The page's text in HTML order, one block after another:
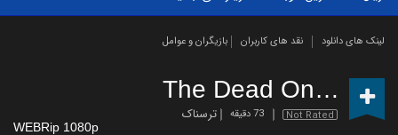
لینک های دانلود نقد های کاربران بازیگران و عوامل
The Dead Ones
Not Rated 73 دقیقه ترسناک
WEBRip 1080p